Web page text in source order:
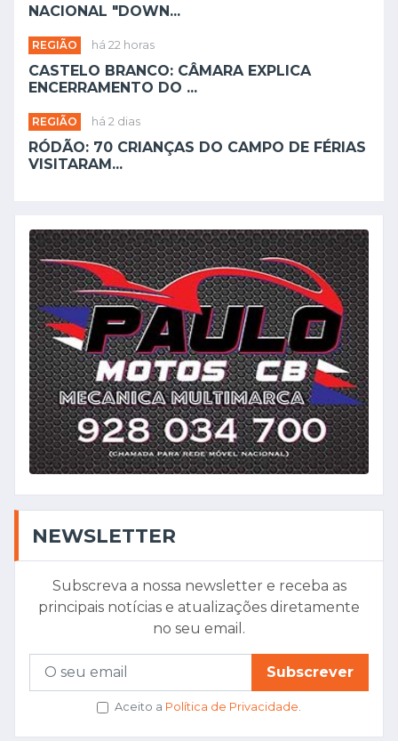
NACIONAL "DOWN...
REGIÃO há 22 horas
CASTELO BRANCO: CÂMARA EXPLICA
ENCERRAMENTO DO ...
REGIÃO há 2 dias
RÓDÃO: 70 CRIANÇAS DO CAMPO DE FÉRIAS
VISITARAM...
NEWSLETTER
Subscreva a nossa newsletter e receba as
principais notícias e atualizações diretamente
no seu email.
Subscrever
Aceito a Política de Privacidade